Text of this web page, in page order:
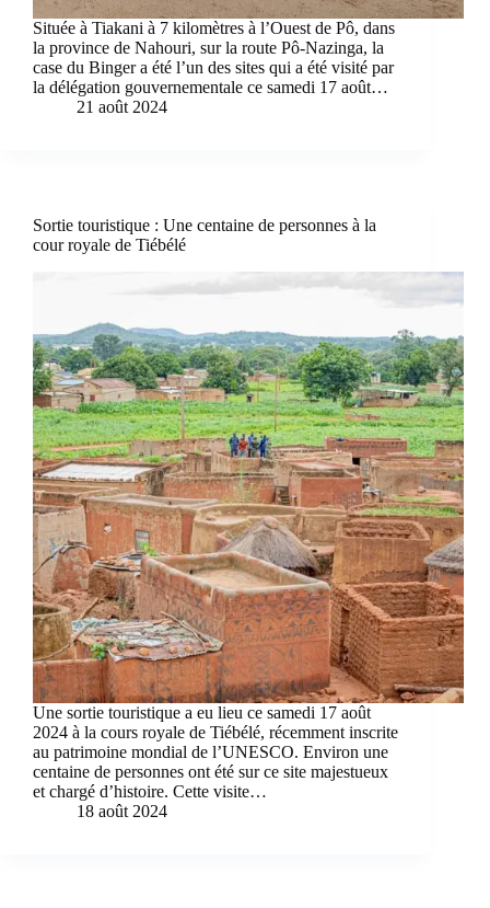
Située à Tiakani à 7 kilomètres à l’Ouest de Pô, dans
la province de Nahouri, sur la route Pô-Nazinga, la
case du Binger a été l’un des sites qui a été visité par
la délégation gouvernementale ce samedi 17 août…
21 août 2024
Sortie touristique : Une centaine de personnes à la
cour royale de Tiébélé
Une sortie touristique a eu lieu ce samedi 17 août
2024 à la cours royale de Tiébélé, récemment inscrite
au patrimoine mondial de l’UNESCO. Environ une
centaine de personnes ont été sur ce site majestueux
et chargé d’histoire. Cette visite…
18 août 2024